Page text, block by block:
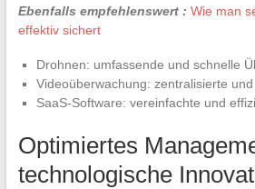
Ebenfalls empfehlenswert : Wie man
effektiv sichert
Drohnen: umfassende und schnelle
Videoüberwachung: zentralisierte
SaaS-Software: vereinfachte und
Optimiertes
technologische